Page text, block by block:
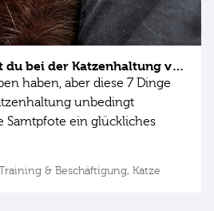
Diese Fehler solltest du bei der Katzenhaltung vermeiden
haben, aber diese 7 Dinge
unbedingt
Samtpfote ein glückliches
& Beschäftigung, Katze